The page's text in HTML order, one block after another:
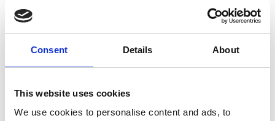
Consent Details About
This website uses cookies
We use cookies to personalise content and ads, to
magazijnomgeving;
Werken met een digitaal voorraadbeheersysteem;
Inkopen van voorraadartikelen en projectgebonden
onderdelen;
klanten over onderdelen en bestellingen.